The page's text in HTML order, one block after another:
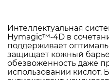
Интеллектуальная
Hymagic™-4D в
поддерживает
защищает кожный
обезвоженность даже
использовании